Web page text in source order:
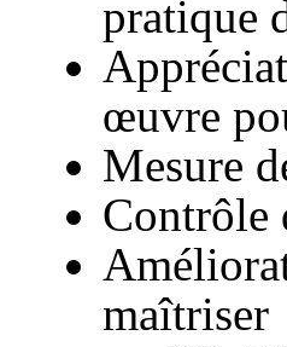
pratique
œuvre
Mesure
Contrôle